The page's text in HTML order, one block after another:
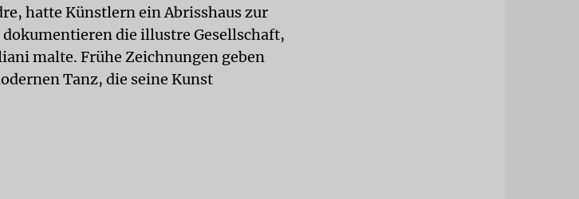
hatte Künstlern ein Abrisshaus zur
die illustre Gesellschaft,
malte. Frühe Zeichnungen geben
Tanz, die seine Kunst